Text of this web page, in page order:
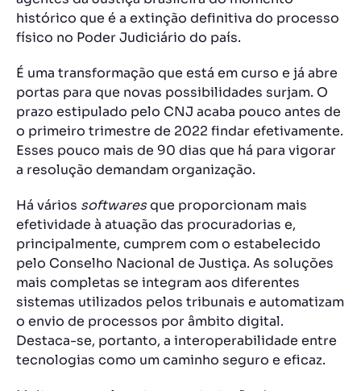
histórico que é a extinção definitiva do processo
físico no Poder Judiciário do país.
É uma transformação que está em curso e já abre
portas para que novas possibilidades surjam. O
prazo estipulado pelo CNJ acaba pouco antes de
o primeiro trimestre de 2022 findar efetivamente.
Esses pouco mais de 90 dias que há para vigorar
a resolução demandam organização.
Há vários softwaresque proporcionam mais
efetividade à atuação das procuradorias e,
principalmente, cumprem com o estabelecido
pelo Conselho Nacional de Justiça. As soluções
mais completas se integram aos diferentes
sistemas utilizados pelos tribunais e automatizam
o envio de processos por âmbito digital.
Destaca-se, portanto, a interoperabilidade entre
tecnologias como um caminho seguro e eficaz.